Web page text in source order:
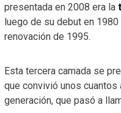
presentada en 2008 era la
luego de su debut en
renovación de 1995.
Esta tercera camada se
que convivió unos
generación, que pasó a